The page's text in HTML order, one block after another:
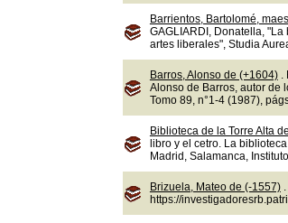
Barrientos, Bartolomé,
GAGLIARDI, Donatella,
artes liberales", Studia
Barros, Alonso de (+1604).
Alonso de Barros, autor de
Tomo 89, n°1-4 (1987),
Biblioteca de la Torre Alta
libro y el cetro. La
Madrid, Salamanca,
Brizuela, Mateo de (-1557).
https://